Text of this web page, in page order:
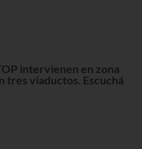
intervienen en zona
tres viaductos. Escuchá